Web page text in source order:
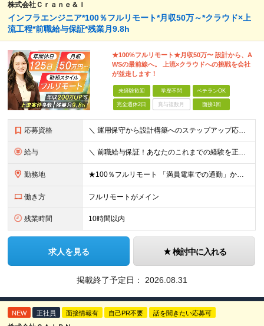
株式会社Ｃｒａｎｅ＆Ｉ
インフラエンジニア*100％フルリモート*月収50万～*クラウド×上
流工程*前職給与保証*残業月9.8h
★100%フルリモート★月収50万〜 設計から、A
WSの最前線へ。 上流×クラウドへの挑戦を会社
が並走します！
未経験歓迎 学歴不問 ベテランOK
完全週休2日 賞与複数月 面接1回
応募資格 ＼ 運用保守から設計構築へのステップアップ応援！ ／ ★学歴・分野不問（運用保守経験のみでも歓迎） ★「設計・構築に挑戦したい」「市場価値を高めたい」という意欲を重視！ ┗豊富な案件（SIer直下など
給与 ＼ 前職給与保証！あなたのこれまでの経験を正当評価 ／ ★月収50万円～スタート！【年俸600万～1,162万8,000円（12分割）】 ――「頑張りが給与に直結しない…」そんな不満とは無縁の環境で
勤務地 ★100％フルリモート 「満員電車での通勤」から卒業できます！ ★転勤なし 【本社】 東京都新宿区神楽坂1-2 研究社英語センタービル3階 本社またはプロジェクト先にて勤務いただきます！ ※プロジ
働き方 フルリモートがメイン
残業時間 10時間以内
求人を見る 検討中に入れる
掲載終了予定日： 2026.08.31
NEW 正社員 面接情報有 自己PR不要 話を聞きたい応募可